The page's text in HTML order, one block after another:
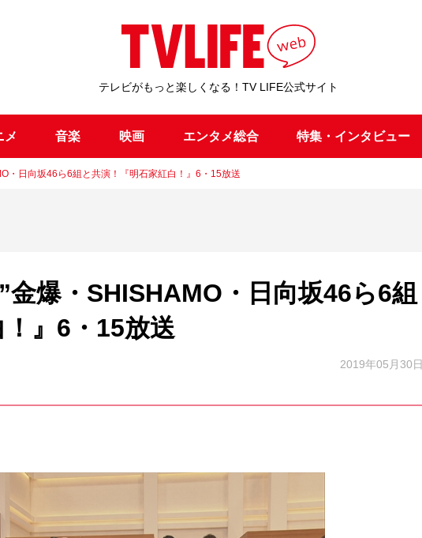
テレビがもっと楽しくなる！TV LIFE公式サイト
メ 音楽 映画 エンタメ総合 特集・インタビュー
・日向坂46ら6組と共演！『明石家紅白！』6・15放送
爆・SHISHAMO・日向坂46ら6組
』6・15放送
2019年05月30日